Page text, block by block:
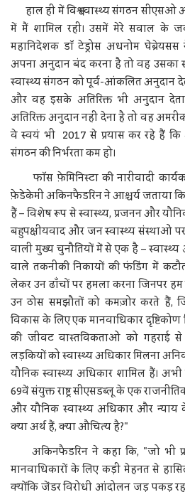
हाल ही में विश्व स्वास्थ्य संगठन
में मैं शामिल रही। उसमें मेरे सवाल के
महानिदेशक डॉ टेड्रोस अधनोम
अपना अनुदान बंद करना है तो वह उसका
स्वास्थ्य संगठन को पूर्व-आंकलित अनुदान
और वह इसके अतिरिक्त भी अनुदान
अतिरिक्त अनुदान नहीं देना है तो वह
वे स्वयं भी 2017 से प्रयास कर रहे हैं कि
संगठन की निर्भरता कम हो।
फॉस फ़ेमिनिस्टा की नारीवादी
फ़ेडेकेमी अकिनफैडरिन ने आश्चर्य जताया
हैं – विशेष रूप से स्वास्थ्य, प्रजनन और
बहुपक्षीयवाद और जन स्वास्थ्य संस्थाओं
वाली मुख्य चुनौतियों में से एक है –
वाले तकनीकी निकायों की फंडिंग में
लेकर उन ढाँचों पर हमला करना जिनपर
उन ठोस समझौतों को कमज़ोर करते हैं,
विकास के लिए एक मानवाधिकार
की जीवट वास्तविकताओं को गहराई
लड़कियों को स्वास्थ्य अधिकार मिलना
यौनिक स्वास्थ्य अधिकार शामिल हैं।
69वें संयुक्त राष्ट्र सीएसडब्लू के एक
और यौनिक स्वास्थ्य अधिकार और न्याय
क्या अर्थ हैं, क्या औचित्य है?"
अकिनफैडरिन ने कहा कि, "जो भी
मानवाधिकारों के लिए कड़ी मेहनत से
क्योंकि जेंडर विरोधी आंदोलन जड़ पकड़